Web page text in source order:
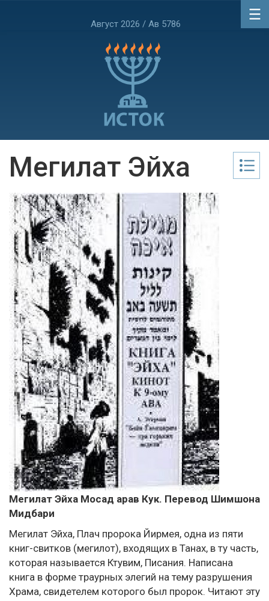
Август 2026 / Ав 5786
Мегилат Эйха
Мегилат Эйха Мосад арав Кук. Перевод Шимшона
Мидбари
Мегилат Эйха, Плач пророка Йирмея, одна из пяти
книг-свитков (мегилот), входящих в Танах, в ту часть,
которая называется Ктувим, Писания. Написана
книга в форме траурных элегий на тему разрушения
Храма, свидетелем которого был пророк. Читают эту